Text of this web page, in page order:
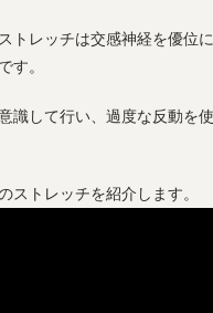
トレッチは交感神経を優位
す。
識して行い、過度な反動を
ストレッチを紹介します。